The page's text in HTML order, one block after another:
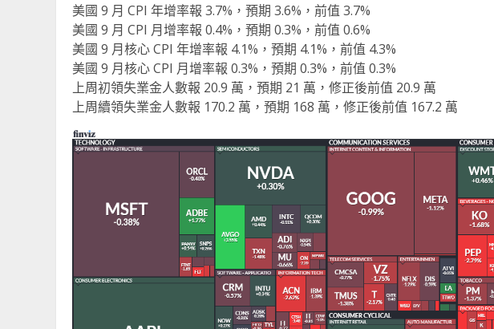
美國 9 月 CPI 年增率報 3.7%，預期 3.6%，前值 3.7%
美國 9 月 CPI 月增率報 0.4%，預期 0.3%，前值 0.6%
美國 9 月核心 CPI 年增率報 4.1%，預期 4.1%，前值 4.3%
美國 9 月核心 CPI 月增率報 0.3%，預期 0.3%，前值 0.3%
上周初領失業金人數報 20.9 萬，預期 21 萬，修正後前值 20.9 萬
上周續領失業金人數報 170.2 萬，預期 168 萬，修正後前值 167.2 萬